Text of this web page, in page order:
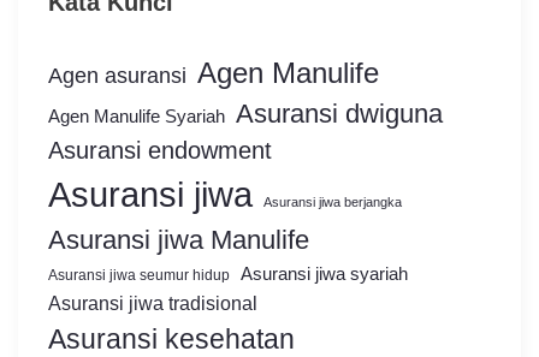
Agen asuransi Agen Manulife
Agen Manulife Syariah Asuransi dwiguna
Asuransi endowment
Asuransi jiwa Asuransi jiwa berjangka
Asuransi jiwa Manulife
Asuransi jiwa seumur hidup Asuransi jiwa syariah
Asuransi jiwa tradisional
Asuransi kesehatan